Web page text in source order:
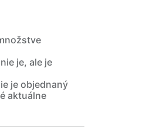
je, ale je
je objednaný
aktuálne